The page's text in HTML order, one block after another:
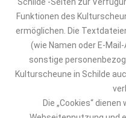
Funktionen des
ermöglichen. Die
(wie Namen oder E-
sonstige
Kulturscheune in Schilde
Die „Cookies“